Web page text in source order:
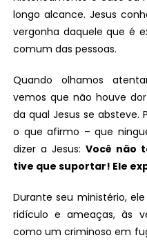
longo alcance. Jesus
vergonha daquele que é
comum das pessoas.
Quando olhamos
vemos que não houve
da qual Jesus se absteve.
o que afirmo – que
dizer a Jesus: Você não
tive que suportar! Ele
Durante seu ministério,
ridículo e ameaças, às
como um criminoso em